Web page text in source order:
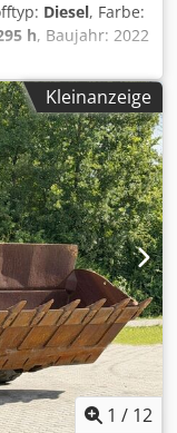
Diesel, Farbe:
h, Baujahr: 2022
38.500 kg
sehr gut
NEU/DEMO
BAUJAHR 2022
15490
M (23'3") MAX
mm MAX TIEFEN
mm 4X
REIFEN
KABINE
LCD-MONITOR
P5A
FOLGEN SIE
SPRECHEN
ENGLISH
Kleinanzeige
1 / 12